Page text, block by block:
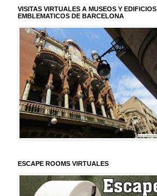
VISITAS VIRTUALES A MUSEOS Y EDIFICIOS
EMBLEMATICOS DE BARCELONA
ESCAPE ROOMS VIRTUALES